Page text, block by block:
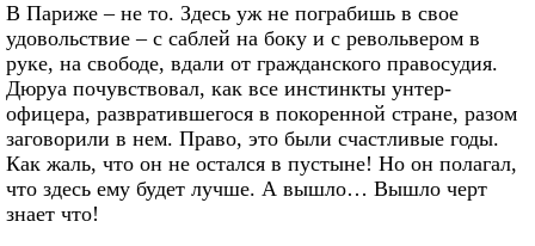
В Париже – не то. Здесь уж не пограбишь в свое
удовольствие – с саблей на боку и с револьвером в
руке, на свободе, вдали от гражданского правосудия.
Дюруа почувствовал, как все инстинкты унтер-
офицера, развратившегося в покоренной стране, разом
заговорили в нем. Право, это были счастливые годы.
Как жаль, что он не остался в пустыне! Но он полагал,
что здесь ему будет лучше. А вышло… Вышло черт
знает что!